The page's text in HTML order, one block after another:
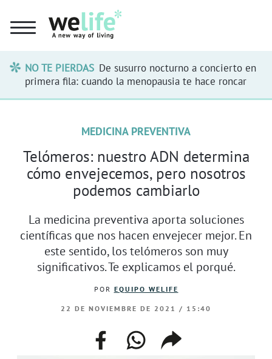
NO TE PIERDAS De susurro nocturno a concierto en
primera fila: cuando la menopausia te hace roncar
MEDICINA PREVENTIVA
Telómeros: nuestro ADN determina
cómo envejecemos, pero nosotros
podemos cambiarlo
La medicina preventiva aporta soluciones
científicas que nos hacen envejecer mejor. En
este sentido, los telómeros son muy
significativos. Te explicamos el porqué.
POR EQUIPO WELIFE
22 DE NOVIEMBRE DE 2021 / 15:40
facebookwhatsappcompartir
enlace